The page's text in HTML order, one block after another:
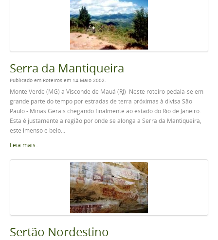
Serra da Mantiqueira
Publicado em Roteiros em 14 Maio 2002.
Monte Verde (MG) a Visconde de Mauá (RJ) Neste roteiro pedala-se em
grande parte do tempo por estradas de terra próximas à divisa São
Paulo - Minas Gerais chegando finalmente ao estado do Rio de Janeiro.
Esta é justamente a região por onde se alonga a Serra da Mantiqueira,
este imenso e belo...
Leia mais..
Sertão Nordestino